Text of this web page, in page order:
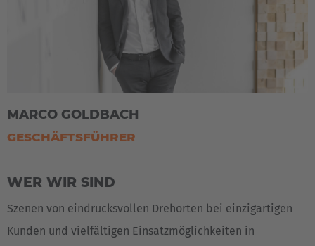
MARCO GOLDBACH
GESCHÄFTSFÜHRER
WER WIR SIND
Szenen von eindrucksvollen Drehorten bei einzigartigen
Kunden und vielfältigen Einsatzmöglichkeiten in